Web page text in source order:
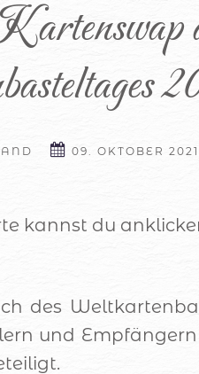
09. OKTOBER 2021
kannst du
des
und